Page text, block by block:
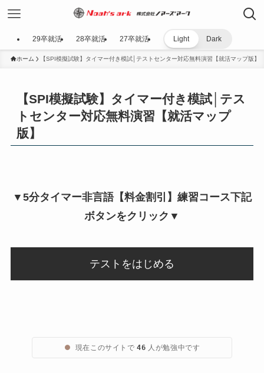
29卒就活 28卒就活 27卒就活 Light Dark
ホーム 【SPI模擬試験】タイマー付き模試│テストセンター対応無料演習【就活マップ版】
【SPI模擬試験】タイマー付き模試│テス
トセンター対応無料演習【就活マップ
版】
▼5分タイマー非言語【料金割引】練習コース下記
ボタンをクリック▼
テストをはじめる
● 現在このサイトで46 人が勉強中です